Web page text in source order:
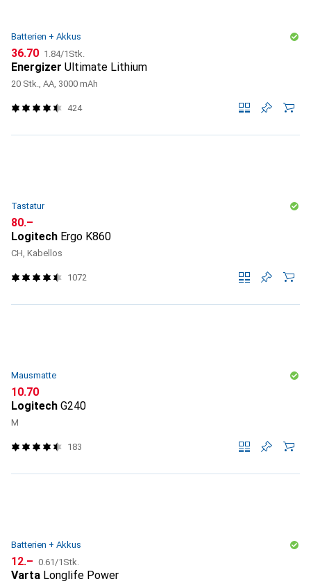
Batterien + Akkus
CHF
36.70 CHF
1.84/1Stk.
Energizer Ultimate Lithium
20 Stk., AA, 3000 mAh
424
Tastatur
CHF
80.–
Logitech Ergo K860
CH, Kabellos
1072
Mausmatte
CHF
10.70
Logitech G240
M
183
Batterien + Akkus
CHF
12.– CHF
0.61/1Stk.
Varta Longlife Power